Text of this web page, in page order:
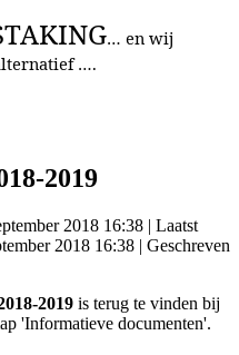
… en wij
….
2019
2018 16:38 | Laatst
2018 16:38 | Geschreven
2019 is terug te vinden bij
'Informatieve documenten'.